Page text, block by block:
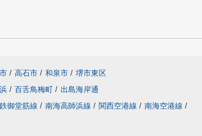
/ 高石市 / 和泉市 / 堺市東区
/ 百舌鳥梅町 / 出島海岸通
御堂筋線 / 南海高師浜線 / 関西空港線 / 南海空港線 /